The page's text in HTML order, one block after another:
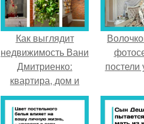
Как выглядит
недвижимость Вани
Дмитриенко:
квартира, дом и
собственный гастро
- бар.
постели